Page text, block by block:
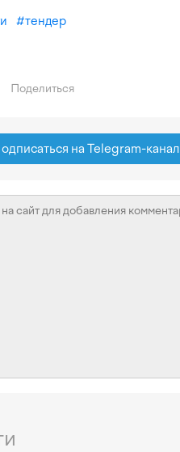
#тендер
Поделиться
на Telegram-канал